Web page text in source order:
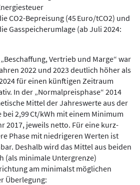
CO2-Bepreisung (45 Euro/tCO2) und
Gasspeicherumlage (ab Juli 2024:
Vertrieb und Marge“ war
2022 und 2023 deutlich höher als
für einen künftigen Zeitraum
In der „Normalpreisphase“ 2014
Mittel der Jahreswerte aus der
bei 2,99 Ct/kWh mit einem Minimum
2017, jeweils netto. Für eine kurz-
Phase mit niedrigeren Werten ist
Deshalb wird das Mittel aus beiden
(als minimale Untergrenze)
am minimalst möglichen
Überlegung: